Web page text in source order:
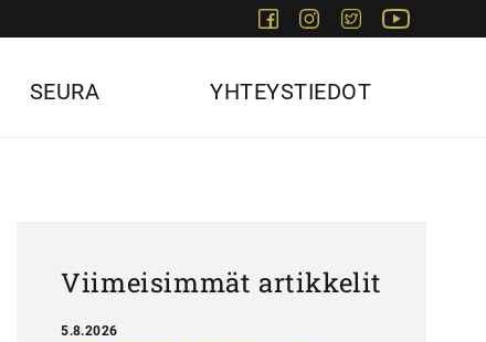
FacebookInstagram
Twitter
SEURA YHTEYSTIEDOT
Viimeisimmät artikkelit
5.8.2026